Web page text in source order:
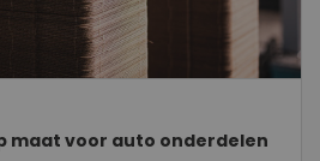
maat voor auto onderdelen